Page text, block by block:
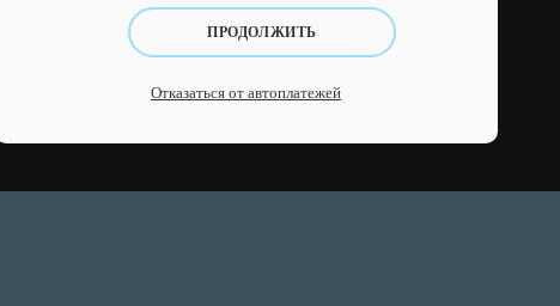
ПРОДОЛЖИТЬ
Отказаться от автоплатежей